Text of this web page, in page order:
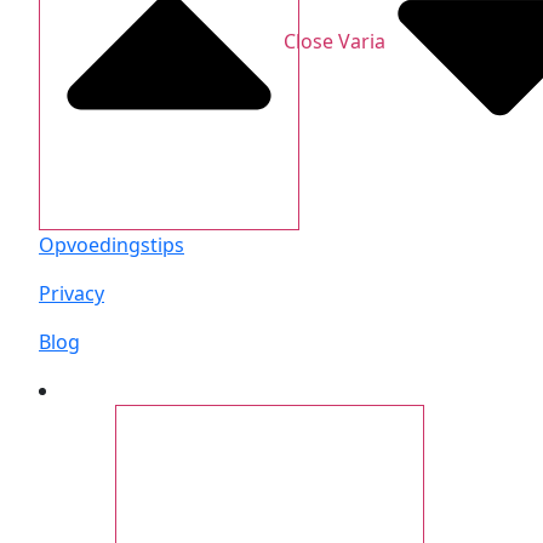
Close Varia
Opvoedingstips
Privacy
Blog